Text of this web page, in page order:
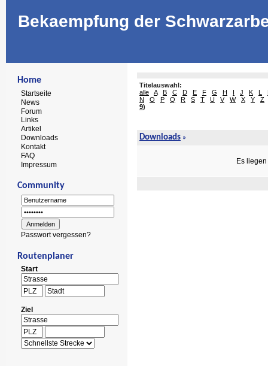
Bekaempfung der
Home
Startseite
News
Forum
Links
Artikel
Downloads
Kontakt
FAQ
Impressum
Community
Passwort vergessen?
Routenplaner
Start
Ziel
Titelauswahl:
alle
A B C D E F G H I J K L
N
O P Q R S T U V W X Y
Z
9)
Downloads »
Es